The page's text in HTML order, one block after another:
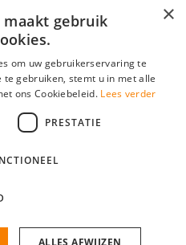
×
maakt gebruik
om uw gebruikerservaring te
gebruiken, stemt u in met alle
ons Cookiebeleid. Lees verder
PRESTATIE
ALLES AFWIJZEN